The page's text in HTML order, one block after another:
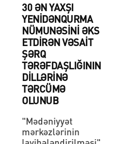
30 ƏN YAXŞI
YENIDƏNQURMA
NÜMUNƏSINI ƏKS
ETDIRƏN VƏSAIT
ŞƏRQ
TƏRƏFDAŞLIĞININ
DILLƏRINƏ
TƏRCÜMƏ
OLUNUB
"Mədəniyyət
mərkəzlərinin